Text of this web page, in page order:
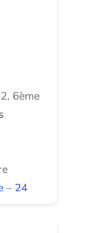
6ème
– 24